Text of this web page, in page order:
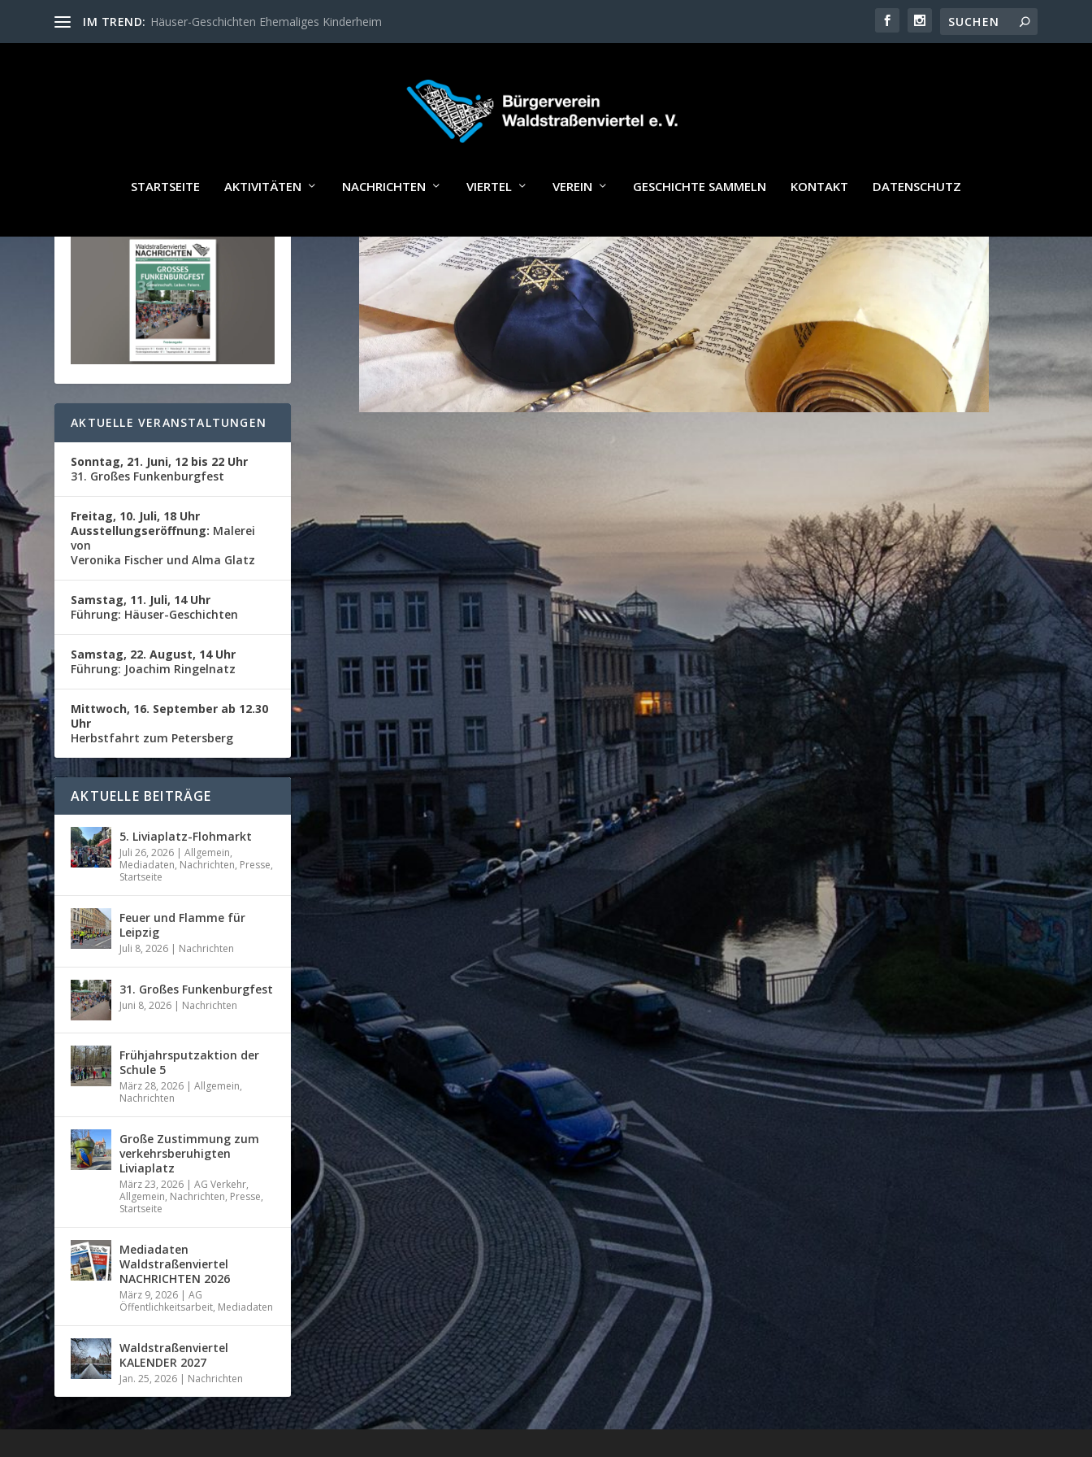
IM TREND: Häuser-Geschichten Ehemaliges Kinderheim
STARTSEITE AKTIVITÄTEN NACHRICHTEN VIERTEL VEREIN GESCHICHTE SAMMELN KONTAKT DATENSCHUTZ
AG JÜDISCHES LEBEN IM BÜRGERVEREIN
WALDSTRASSENVIERTEL N
AKTUELLE VERANSTALTUNGEN
Sonntag, 21. Juni, 12 bis 22 Uhr
31. Großes Funkenburgfest
Freitag, 10. Juli, 18 Uhr
Ausstellungseröffnung: Malerei
von
Veronika Fischer und Alma Glatz
Samstag, 11. Juli, 14 Uhr
Führung: Häuser-Geschichten
Samstag, 22. August, 14 Uhr
Führung: Joachim Ringelnatz
Mittwoch, 16. September ab 12.30
Uhr
Herbstfahrt zum Petersberg
AKTUELLE BEITRÄGE
5. Liviaplatz-Flohmarkt
Juli 26, 2026 |Allgemein,
Mediadaten, Nachrichten, Presse,
Startseite
Feuer und Flamme für
Leipzig
Juli 8, 2026 | Nachrichten
31. Großes Funkenburgfest
Juni 8, 2026 | Nachrichten
Frühjahrsputzaktion der
Schule 5
März 28, 2026 |Allgemein,
Nachrichten
Große Zustimmung zum
verkehrsberuhigten
Liviaplatz
März 23, 2026 |AG Verkehr,
Allgemein, Nachrichten, Presse,
Startseite
Mediadaten
Waldstraßenviertel
NACHRICHTEN 2026
März 9, 2026 |AG
Öffentlichkeitsarbeit, Mediadaten
Waldstraßenviertel
KALENDER 2027
Jan. 25, 2026 | Nachrichten